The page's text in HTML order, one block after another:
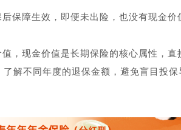
保障生效，即便未出险，也没有现金价
，现金价值是长期保险的核心属性，直
解不同年度的退保金额，避免盲目投保